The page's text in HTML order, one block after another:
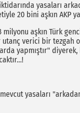
yasaları
20 bini aşkın AKP
aşkın Türk
utanç verici bir
yapmıştır"
yasaları